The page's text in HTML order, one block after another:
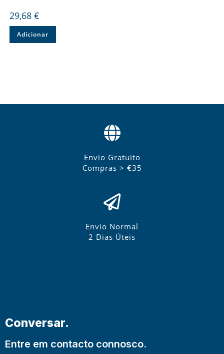
29,68 €
Adicionar
Envio Gratuito
Compras > €35
Envio Normal
2 Dias Úteis
Conversar.
Entre em contacto connosco.